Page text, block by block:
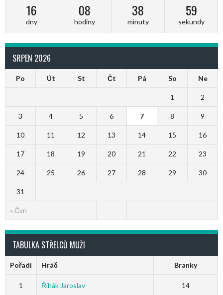
16
dny
08
hodiny
38
minuty
58
sekundy
SRPEN 2026
Po Út St Čt Pá So Ne
« Čvn
1 2
3 4 5 6 7 8 9
10 11 12 13 14 15 16
17 18 19 20 21 22 23
24 25 26 27 28 29 30
31
TABULKA STŘELCŮ MUŽI
Pořadí Hráč Branky
1 Řihák Jaroslav 14